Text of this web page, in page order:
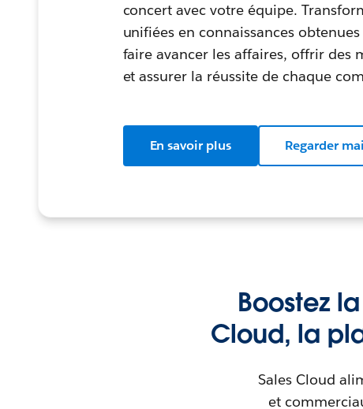
concert avec votre équipe.
unifiées en connaissances
faire avancer les affaires, offrir des
et assurer la réussite de chaque
En savoir plus Regarder
Boostez
Cloud, la
Sales Cloud
et